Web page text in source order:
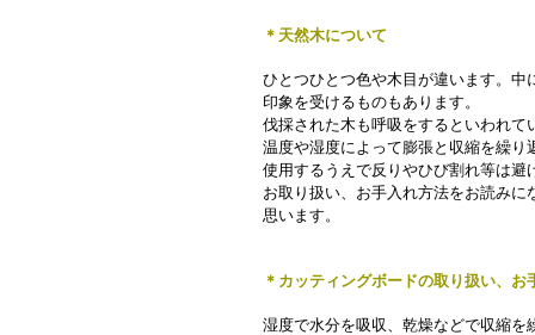
＊天然木について
ひとつひとつ色や木目が違います。中
印象を受けるものもあります。
伐採された木も呼吸をするといわれて
温度や湿度によって膨張と収縮を繰り
使用するうえで反りやひび割れ等は避
お取り扱い、お手入れ方法をお読みに
思います。
＊カッティングボードの取り扱い、お
湿度で水分を吸収、乾燥などで収縮を